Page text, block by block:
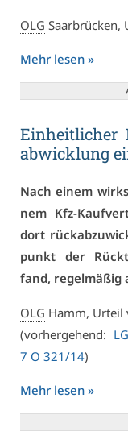
OLG Saar­brü­cken,
Mehr le­sen »
ab­wick­lung
Nach ei­nem
nem Kfz-
dort
punkt der
fand, re­gel­mä­ßig
OLG Hamm, Ur­teil
(vor­her­ge­hend:
7 O 321/14)
Mehr le­sen »